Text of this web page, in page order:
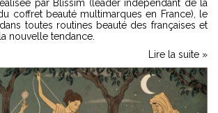
par Blissim (leader indépendant de la
coffret beauté multimarques en France), le
toutes routines beauté des françaises et
nouvelle tendance.
Lire la suite »